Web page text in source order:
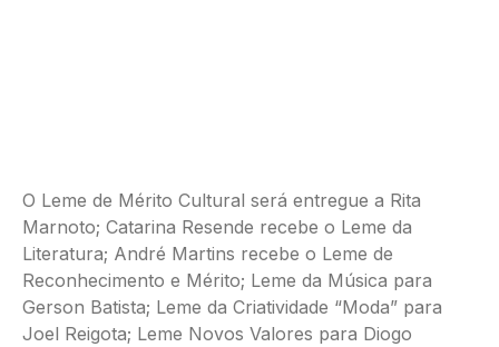
O Leme de Mérito Cultural será entregue a Rita
Marnoto; Catarina Resende recebe o Leme da
Literatura; André Martins recebe o Leme de
Reconhecimento e Mérito; Leme da Música para
Gerson Batista; Leme da Criatividade “Moda” para
Joel Reigota; Leme Novos Valores para Diogo